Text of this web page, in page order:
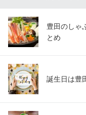
豊田のしゃ
とめ
誕生日は豊